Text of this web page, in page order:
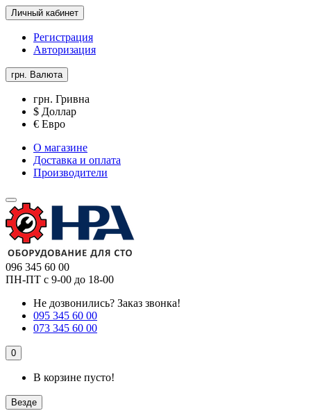
Личный кабинет
Регистрация
Авторизация
грн. Валюта
грн. Гривна
$ Доллар
€ Евро
О магазине
Доставка и оплата
Производители
096 345 60 00
ПН-ПТ с 9-00 до 18-00
Не дозвонились? Заказ звонка!
095 345 60 00
073 345 60 00
0
В корзине пусто!
Везде